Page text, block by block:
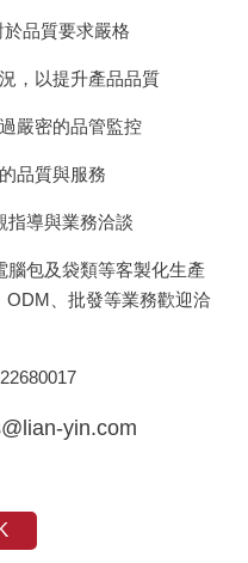
於品質要求嚴格
，以提升產品品質
嚴密的品管監控
品質與服務
指導與業務洽談
腦包及袋類等客製化生產
、批發等業務歡迎洽
yin.com